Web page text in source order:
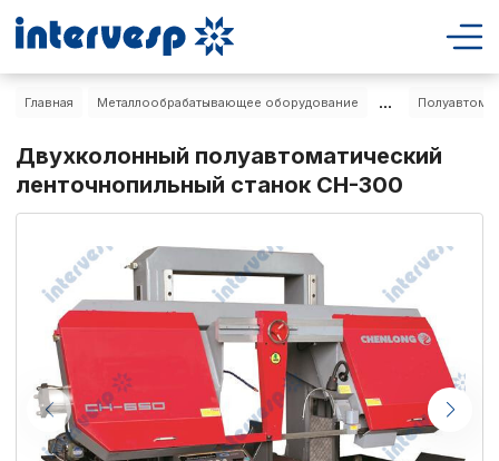
Главная Металлообрабатывающее оборудование ...
Двухколонный полуавтоматический
ленточнопильный станок CH-300